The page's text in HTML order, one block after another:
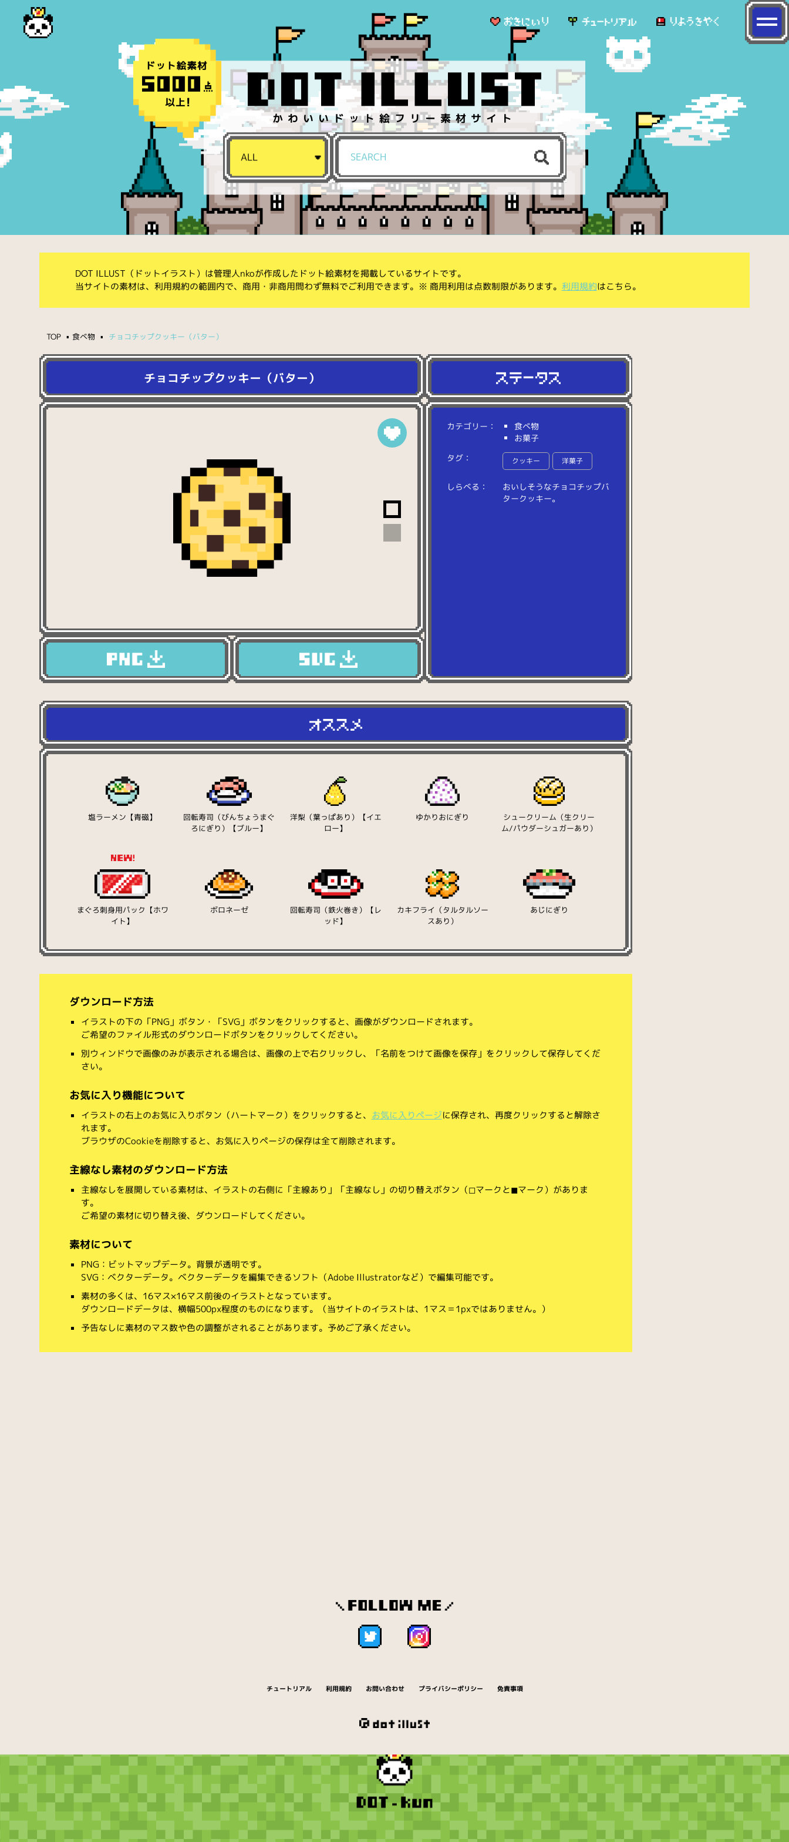
かわいいドット絵フリー素材サイト
DOT ILLUST（ドットイラスト）は管理人nkoが作成したドット絵素材を掲載しているサイトです。
当サイトの素材は、利用規約の範囲内で、商用・非商用問わず無料でご利用できます。※ 商用利用は点数制限があります。 利用規約はこちら。
TOP 食べ物 チョコチップクッキー（バター）
チョコチップクッキー（バター）
カテゴリー：
食べ物
お菓子
タグ：
クッキー 洋菓子
しらべる： おい しそうなチ ョ コチ ップバ
ターク ッキー。
塩ラーメン【青磁】
回転寿司（びんちょうまぐ
ろにぎり）【ブルー】
洋梨（葉っぱあり）【イエ
ロー】
ゆかりおにぎり
シュークリーム（生クリー
ム/パウダーシュガーあり）
まぐろ刺身用パック【ホワ
イト】
ボロネーゼ
回転寿司（鉄火巻き）【レ
ッド】
カキフライ（タルタルソー
スあり）
あじにぎり
ダウンロード方法
イラストの下の「PNG」ボタン・「SVG」ボタンをクリックすると、画像がダウンロードされます。
ご希望のファイル形式のダウンロードボタンをクリックしてください。
別ウィンドウで画像のみが表示される場合は、画像の上で右クリックし、「名前をつけて画像を保存」をクリックして保存してくだ
さい。
お気に入り機能について
イラストの右上のお気に入りボタン（ハートマーク）をクリックすると、 お気に入りページに保存され、再度クリックすると解除さ
れます。
ブラウザのCookieを削除すると、お気に入りページの保存は全て削除されます。
主線なし素材のダウンロード方法
主線なしを展開している素材は、イラストの右側に「主線あり」「主線なし」の切り替えボタン（◻︎マークと◼︎マーク）がありま
す。
ご希望の素材に切り替え後、ダウンロードしてください。
素材について
PNG：ビットマップデータ。背景が透明です。
SVG：ベクターデータ。ベクターデータを編集できるソフト（Adobe Illustratorなど）で編集可能です。
素材の多くは、16マス×16マス前後のイラストとなっています。
ダウンロードデータは、横幅500px程度のものになります。（当サイトのイラストは、1マス＝1pxではありません。）
予告なしに素材のマス数や色の調整がされることがあります。予めご了承ください。
チュートリアル 利用規約 お問い合わせ プライバシーポリシー 免責事項